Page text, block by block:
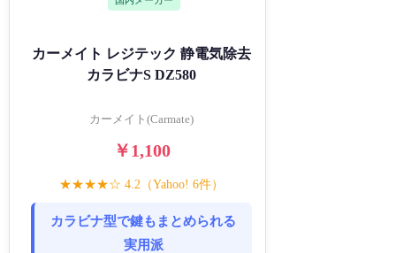
カーメイト レジテック 静電気除去
カラビナS DZ580
カーメイト(Carmate)
￥1,100
★★★★☆ 4.2（Yahoo! 6件）
カラビナ型で鍵もまとめられる
実用派